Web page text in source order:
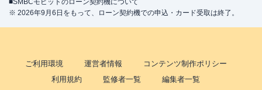
■SMBCモビットのローン契約機について
※ 2026年9月6日をもって、ローン契約機での申込・カード受取は終了。
ご利用環境 運営者情報
コンテンツ制作ポリシー
利用規約
監修者一覧
編集者一覧